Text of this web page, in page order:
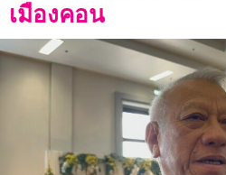
เมืองคอน